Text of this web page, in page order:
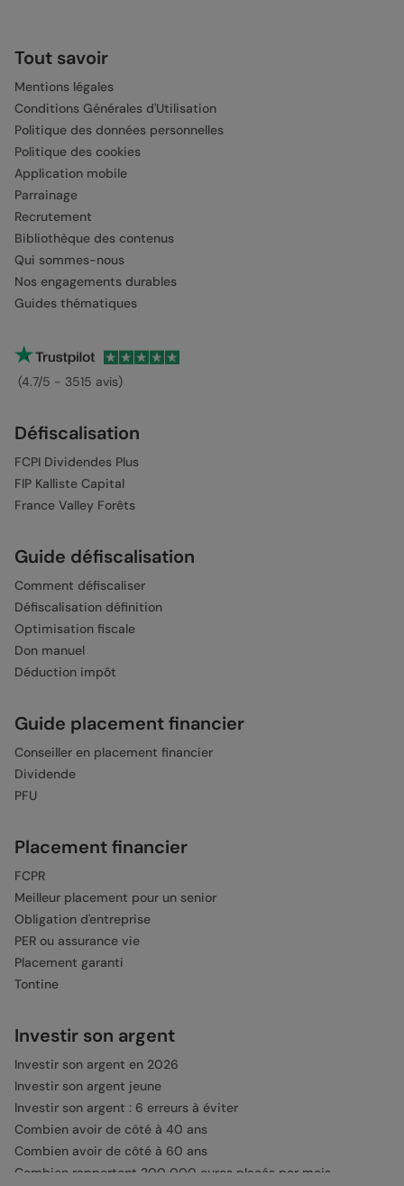
Tout savoir
Mentions légales
Conditions Générales d'Utilisation
Politique des données personnelles
Politique des cookies
Application mobile
Parrainage
Recrutement
Bibliothèque des contenus
Qui sommes-nous
Nos engagements durables
Guides thématiques
(4.7/5 - 3515 avis)
Défiscalisation
FCPI Dividendes Plus
FIP Kalliste Capital
France Valley Forêts
Guide défiscalisation
Comment défiscaliser
Défiscalisation définition
Optimisation fiscale
Don manuel
Déduction impôt
Guide placement financier
Conseiller en placement financier
Dividende
PFU
Placement financier
FCPR
Meilleur placement pour un senior
Obligation d'entreprise
PER ou assurance vie
Placement garanti
Tontine
Investir son argent
Investir son argent en 2026
Investir son argent jeune
Investir son argent : 6 erreurs à éviter
Combien avoir de côté à 40 ans
Combien avoir de côté à 60 ans
Combien rapportent 200 000 euros placés par mois